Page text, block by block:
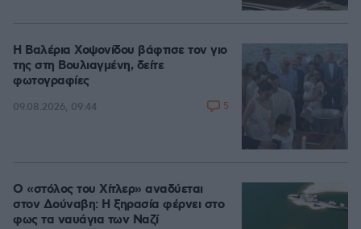
Η Βαλέρια Χοψονίδου βάφτισε τον γιο
της στη Βουλιαγμένη, δείτε
φωτογραφίες
09.08.2026, 09:44 5
Ο «στόλος του Χίτλερ» αναδύεται
στον Δούναβη: Η ξηρασία φέρνει στο
φως τα ναυάγια των Ναζί